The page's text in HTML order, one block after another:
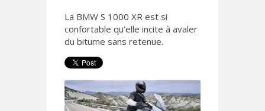
La BMW S 1000 XR est si
confortable qu’elle incite à avaler
du bitume sans retenue.